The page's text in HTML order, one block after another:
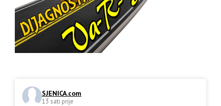
SJENICA.com
13 sati prije